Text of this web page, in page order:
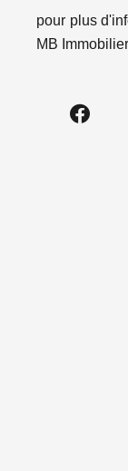
pour plus
MB